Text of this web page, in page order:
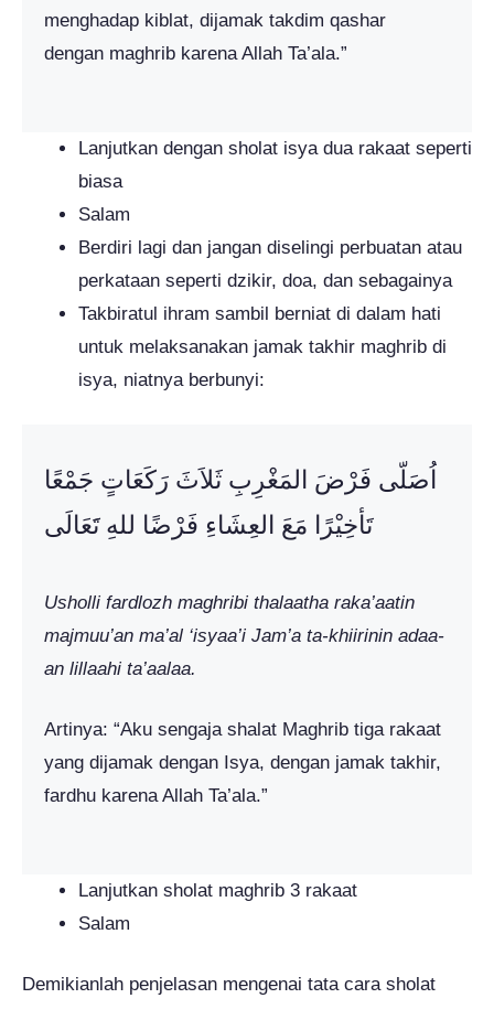
menghadap kiblat, dijamak takdim qashar
dengan maghrib karena Allah Ta’ala.”
Lanjutkan dengan sholat isya dua rakaat seperti
biasa
Salam
Berdiri lagi dan jangan diselingi perbuatan atau
perkataan seperti dzikir, doa, dan sebagainya
Takbiratul ihram sambil berniat di dalam hati
untuk melaksanakan jamak takhir maghrib di
isya, niatnya berbunyi:
اُصَلّى فَرْضَ المَغْرِبِ ثَلاَثَ رَكَعَاتٍ جَمْعًا
تَأخِيْرًا مَعَ العِشَاءِ فَرْضًا للهِ تََعَالَى
Usholli fardlozh maghribi thalaatha raka’aatin
majmuu’an ma’al ‘isyaa’i Jam’a ta-khiirinin adaa-
an lillaahi ta’aalaa.
Artinya: “Aku sengaja shalat Maghrib tiga rakaat
yang dijamak dengan Isya, dengan jamak takhir,
fardhu karena Allah Ta’ala.”
Lanjutkan sholat maghrib 3 rakaat
Salam
Demikianlah penjelasan mengenai tata cara sholat